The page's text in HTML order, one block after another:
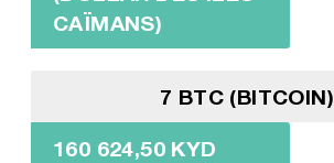
CAÏMANS)
7 BTC (BITCOIN)
160 624,50 KYD